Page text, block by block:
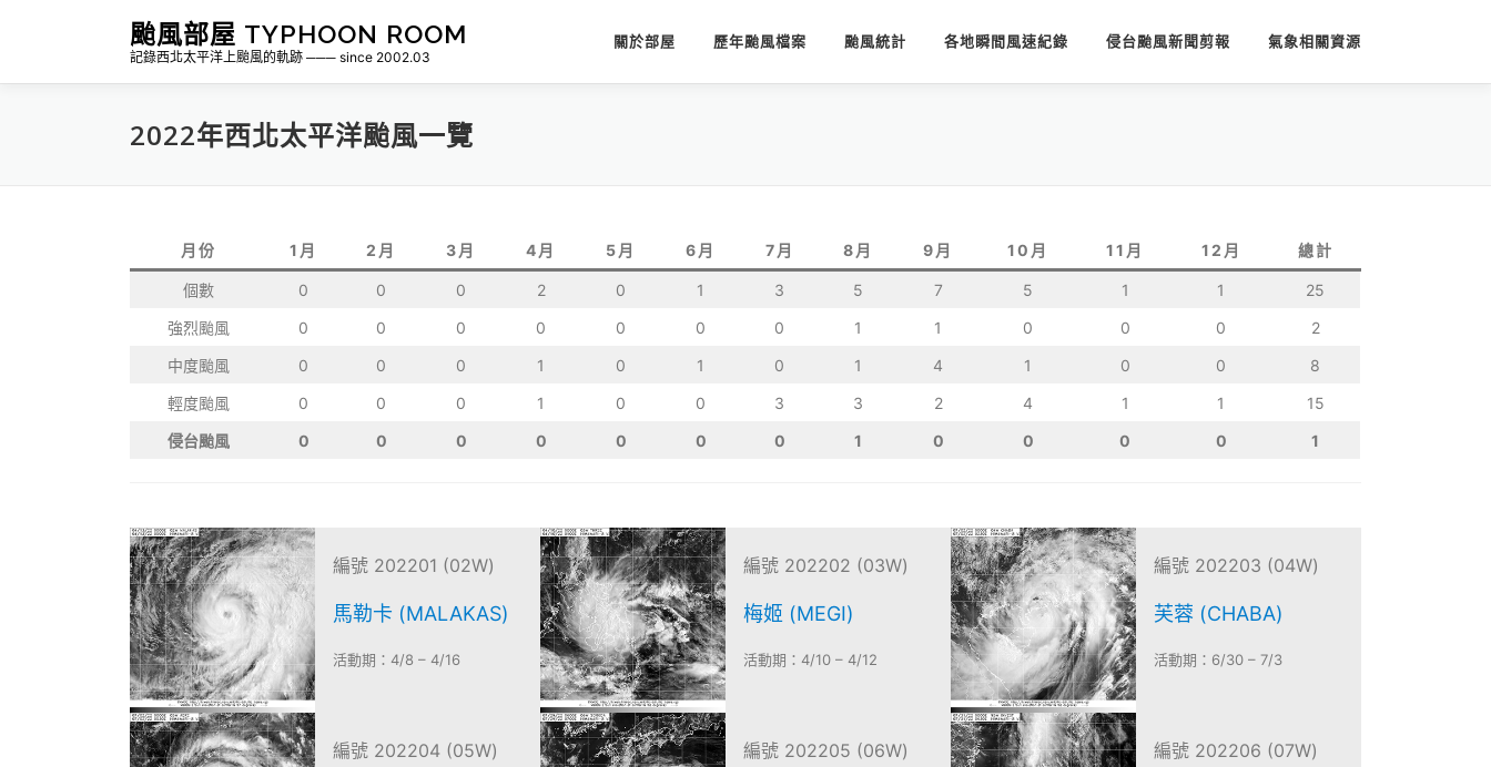
要
颱風部屋 TYPHOON ROOM
記錄西北太平洋上颱風的軌跡 ─── since 2002.03
關於部屋 歷年颱風檔案 颱風統計 各地瞬間風速紀錄 侵台颱風新聞剪報 氣象相關資源
2022年西北太平洋颱風一覽
月份 1月 2月 3月 4月 5月 6月 7月 8月 9月 10月 11月 12月 總計
個數 0 0 0 2 0 1 3 5 7 5 1 1
25
強烈颱風
0 0 0 0 0 0 0 1 1 0 0 0
2
中度颱風
0 0 0 1 0 1 0 1 4 1 0 0
8
輕度颱風
0 0 0 1 0 0 3 3 2 4 1 1
15
侵台颱風
0 0 0 0 0 0 0 1 0 0 0 0 1
編號 202201 (02W)
馬勒卡 (MALAKAS)
活動期：4/8 – 4/16
編號 202202 (03W)
梅姬 (MEGI)
活動期：4/10 – 4/12
編號 202203 (04W)
芙蓉 (CHABA)
活動期：6/30 – 7/3
編號 202204 (05W) 編號 202205 (06W) 編號 202206 (07W)